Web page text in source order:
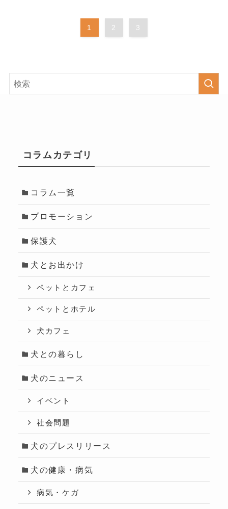
1 2 3
コラムカテゴリ
コラム一覧
プロモーション
保護犬
犬とお出かけ
ペットとカフェ
ペットとホテル
犬カフェ
犬との暮らし
犬のニュース
イベント
社会問題
犬のプレスリリース
犬の健康・病気
病気・ケガ